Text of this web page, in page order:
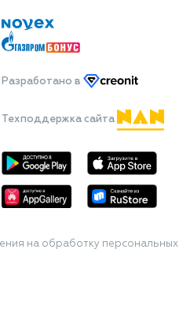
Разработано в
Техподдержка сайта
на обработку